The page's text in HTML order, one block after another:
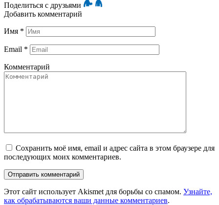
Поделиться с друзьями
Добавить комментарий
Имя *
Email *
Комментарий
Сохранить моё имя, email и адрес сайта в этом браузере для
последующих моих комментариев.
Этот сайт использует Akismet для борьбы со спамом. Узнайте,
как обрабатываются ваши данные комментариев.